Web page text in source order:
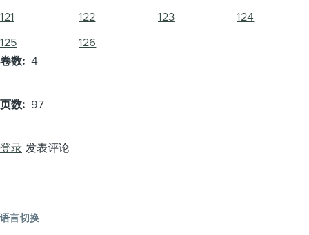
121 122 123 124
125
126
卷数
4
页数 97
登录 发表评论
语言切换